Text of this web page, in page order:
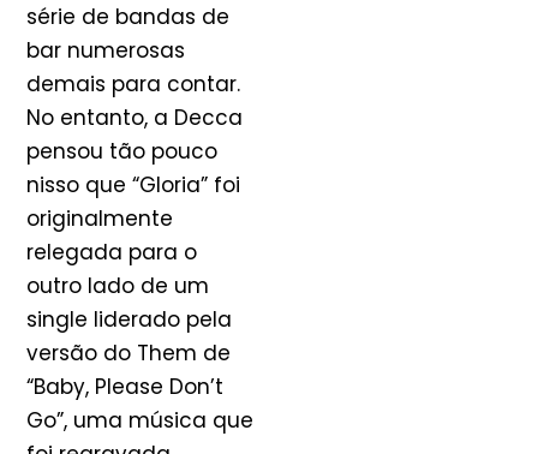
série de bandas de
bar numerosas
demais para contar.
No entanto, a Decca
pensou tão pouco
nisso que “Gloria” foi
originalmente
relegada para o
outro lado de um
single liderado pela
versão do Them de
“Baby, Please Don’t
Go”, uma música que